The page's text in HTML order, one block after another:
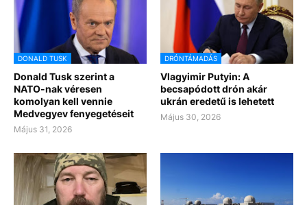
DONALD TUSK
Donald Tusk szerint a
NATO-nak véresen
komolyan kell vennie
Medvegyev fenyegetéseit
Május 31, 2026
DRÓNTÁMADÁS
Vlagyimir Putyin: A
becsapódott drón akár
ukrán eredetű is lehetett
Május 30, 2026